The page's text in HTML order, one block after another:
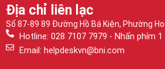
Địa chỉ liên lạc
Số 87-89 89 Đường Hồ Bá Kiện, Phường
Hotline: 028 7107 7979 - Nhấn phím 1
Email: helpdeskvn@bni.com